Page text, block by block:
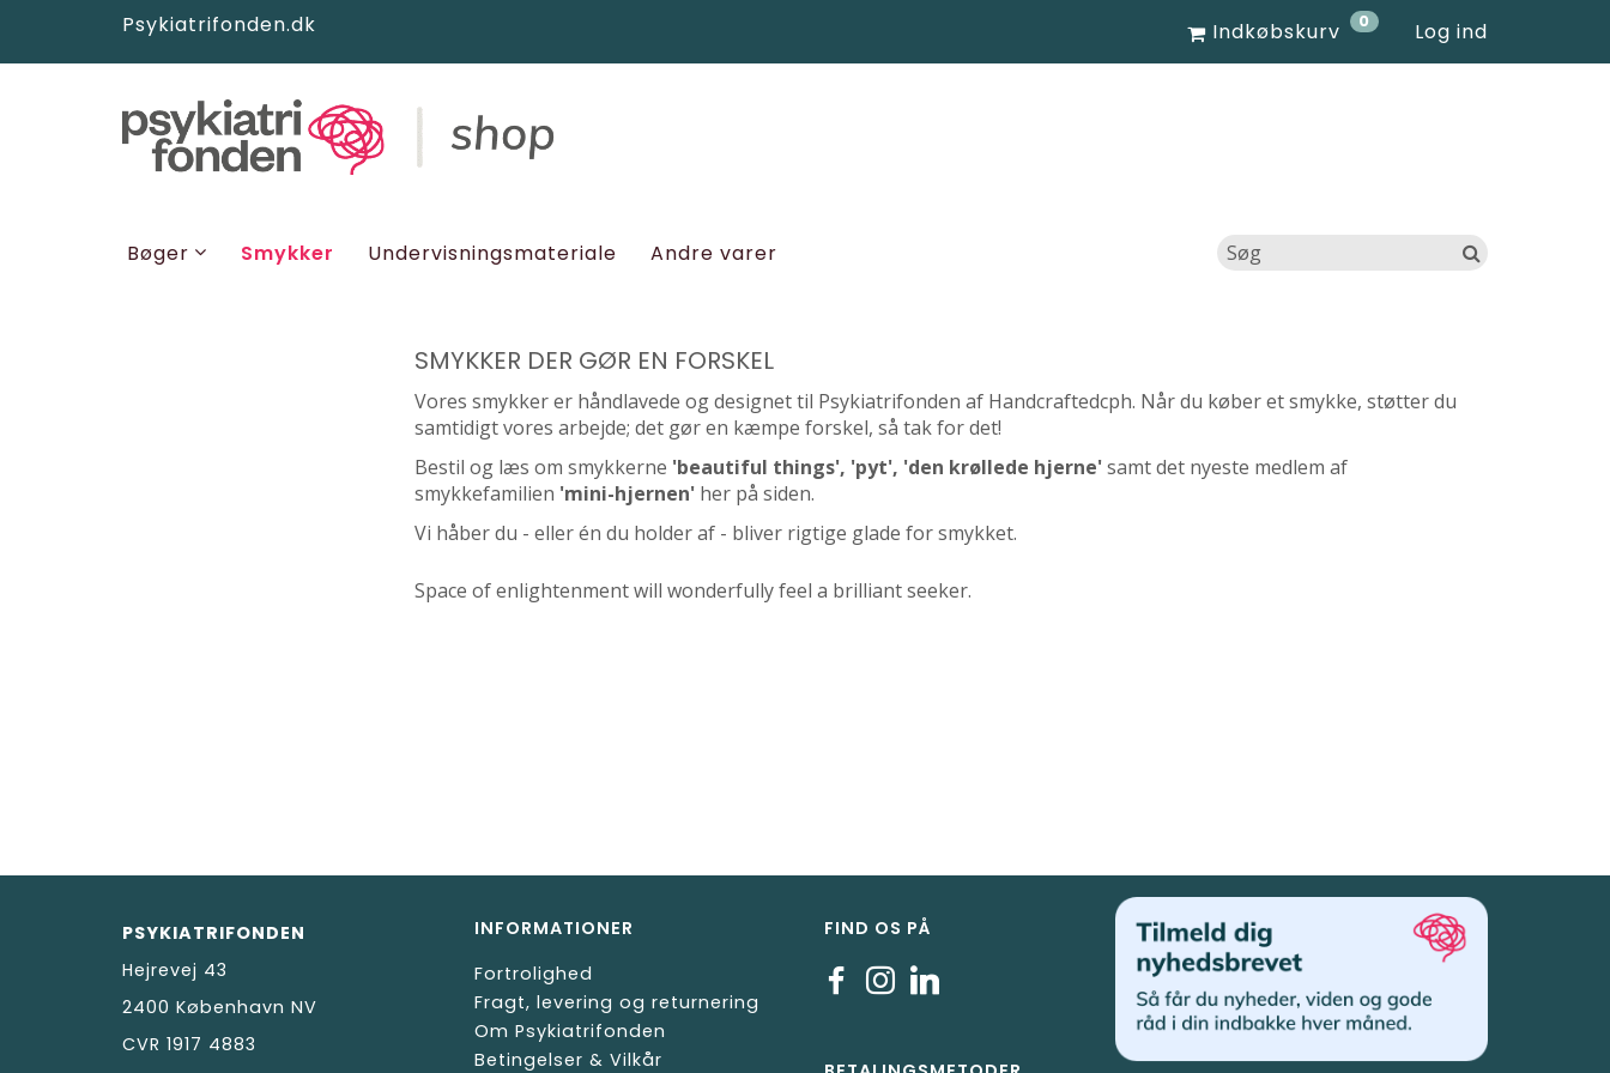
Log ind
Psykiatrifonden.dk Indkøbskurv 0
Bøger Smykker Undervisningsmateriale Andre varer
SMYKKER DER GØR EN FORSKEL
Vores smykker er håndlavede og designet til Psykiatrifonden af Handcraftedcph. Når du køber et smykke, støtter du
samtidigt vores arbejde; det gør en kæmpe forskel, så tak for det!
Bestil og læs om smykkerne 'beautiful things', 'pyt', 'den krøllede hjerne'samt det nyeste medlem af
smykkefamilien 'mini-hjernen'her på siden.
Vi håber du - eller én du holder af - bliver rigtige glade for smykket.
Space of enlightenment will wonderfully feel a brilliant seeker.
PSYKIATRIFONDEN
Hejrevej 43
2400 København NV
CVR 1917 4883
INFORMATIONER
Fortrolighed
Fragt, levering og returnering
Om Psykiatrifonden
Betingelser & Vilkår
FIND OS PÅ